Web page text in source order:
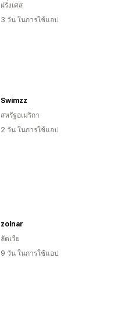
ฝรั่งเศส
3 วัน ในการใช้แอป
Swimzz
สหรัฐอเมริกา
2 วัน ในการใช้แอป
zolnar
ลัตเวีย
9 วัน ในการใช้แอป